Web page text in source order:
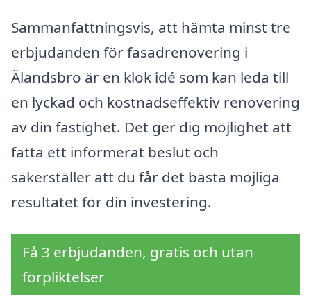
Sammanfattningsvis, att hämta minst tre
erbjudanden för fasadrenovering i
Älandsbro är en klok idé som kan leda till
en lyckad och kostnadseffektiv renovering
av din fastighet. Det ger dig möjlighet att
fatta ett informerat beslut och
säkerställer att du får det bästa möjliga
resultatet för din investering.
Få 3 erbjudanden, gratis och utan
förpliktelser